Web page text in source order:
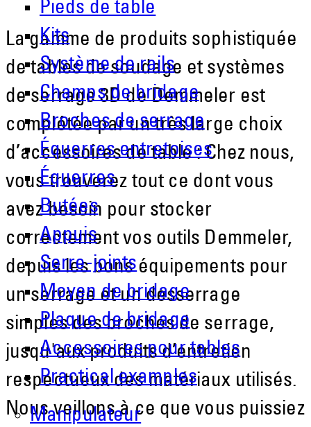
Pieds de table
Kits
Système de rails
Champs de bridage
Broches de serrage
Équerres entretoises
Équerres
Butées
Appuis
Serre-joints
Moyen de bridage
Plaque de bridage
Accessoires pour tables
Practical examples
Manipulateur
La gamme de produits sophistiquée
de tables de soudage et systèmes
de serrage 3D de Demmeler est
complétée par un très large choix
d’accessoires de table : Chez nous,
vous trouverez tout ce dont vous
avez besoin pour stocker
correctement vos outils Demmeler,
depuis les bons équipements pour
un serrage et un desserrage
simples des broches de serrage,
jusqu'aux produits d’entretien
respectueux des matériaux utilisés.
Nous veillons à ce que vous puissiez